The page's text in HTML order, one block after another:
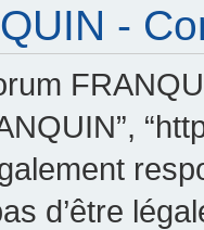
-
d’être